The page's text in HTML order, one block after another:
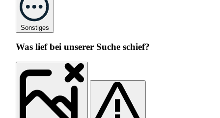
Sonstiges
Was lief bei unserer Suche schief?